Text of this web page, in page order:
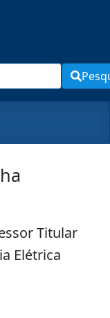
Titular
Elétrica